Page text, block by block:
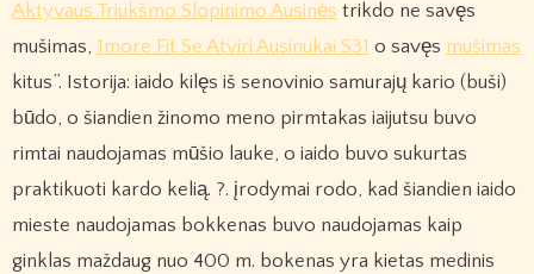
Aktyvaus Triukšmo Slopinimo Ausinės trikdo ne savęs
mušimas, 1more Fit Se Atviri Ausinukai S31 o savęs mušimas
kitus”. Istorija: iaido kilęs iš senovinio samurajų kario (buši)
būdo, o šiandien žinomo meno pirmtakas iaijutsu buvo
rimtai naudojamas mūšio lauke, o iaido buvo sukurtas
praktikuoti kardo kelią. ?. įrodymai rodo, kad šiandien iaido
mieste naudojamas bokkenas buvo naudojamas kaip
ginklas maždaug nuo 400 m. bokenas yra kietas medinis